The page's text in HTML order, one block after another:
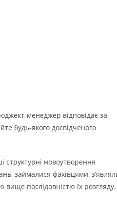
менеджер відповідає за
будь-якого досвідченого
новоутворення
займалися фахівцями,
послідовністю їх розгляду.